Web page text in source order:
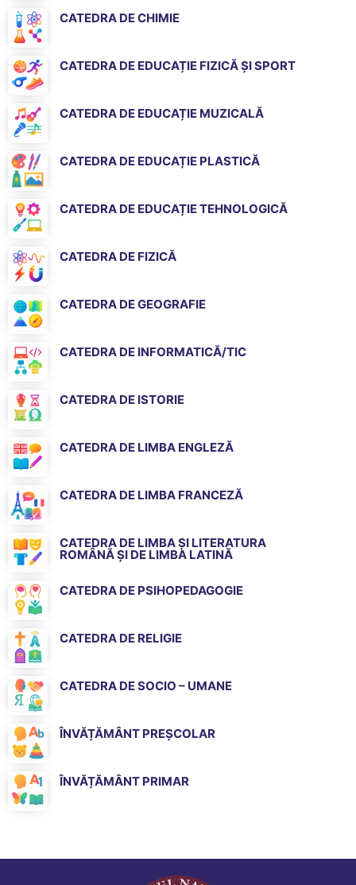
CATEDRA DE CHIMIE
CATEDRA DE EDUCAȚIE FIZICĂ ȘI SPORT
CATEDRA DE EDUCAȚIE MUZICALĂ
CATEDRA DE EDUCAȚIE PLASTICĂ
CATEDRA DE EDUCAȚIE TEHNOLOGICĂ
CATEDRA DE FIZICĂ
CATEDRA DE GEOGRAFIE
CATEDRA DE INFORMATICĂ/TIC
CATEDRA DE ISTORIE
CATEDRA DE LIMBA ENGLEZĂ
CATEDRA DE LIMBA FRANCEZĂ
CATEDRA DE LIMBA ȘI LITERATURA
ROMÂNĂ ȘI DE LIMBA LATINĂ
CATEDRA DE PSIHOPEDAGOGIE
CATEDRA DE RELIGIE
CATEDRA DE SOCIO – UMANE
ÎNVĂȚĂMÂNT PREȘCOLAR
ÎNVĂȚĂMÂNT PRIMAR